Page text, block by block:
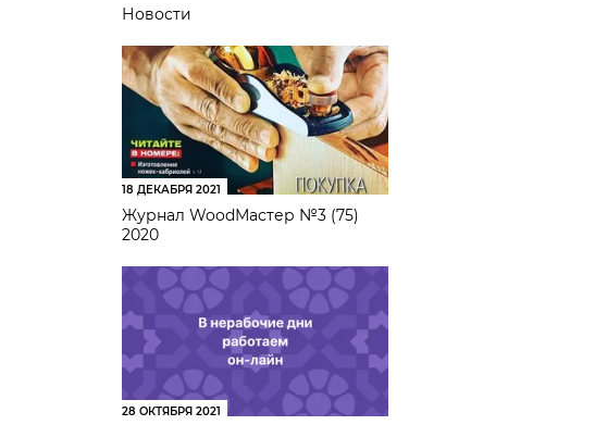
Новости
18 ДЕКАБРЯ 2021
Журнал WoodМастер №3 (75)
2020
28 ОКТЯБРЯ 2021